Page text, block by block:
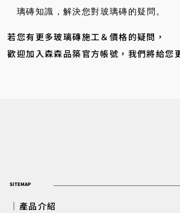
璃磚知識，解決您對玻璃磚的疑問。
​若您有更多玻璃磚施工＆價格的疑問，
歡迎加入森森品築官方帳號，我們將給您
設計靈感｜實心玻璃磚燈光計畫
SITEMAP
｜產品介紹